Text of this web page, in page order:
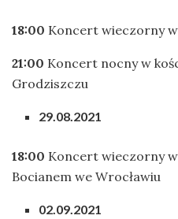
18:00 Koncert wieczorny
21:00 Koncert nocny w
Grodziszczu
29.08.2021
18:00 Koncert wieczorny w
Bocianem we Wrocławiu
02.09.2021